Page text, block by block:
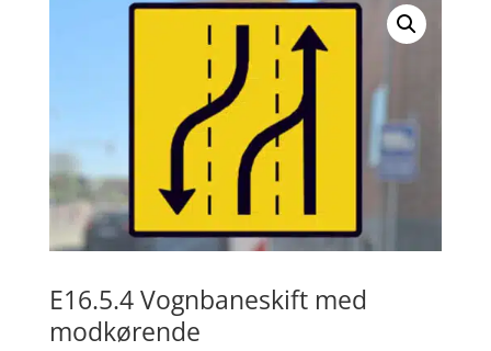
E16.5.4 Vognbaneskift med
modkørende